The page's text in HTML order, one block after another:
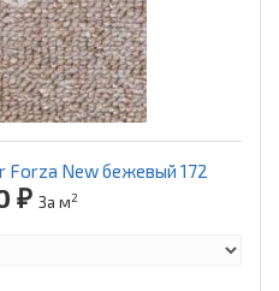
Forza New бежевый 172
₽ За м2